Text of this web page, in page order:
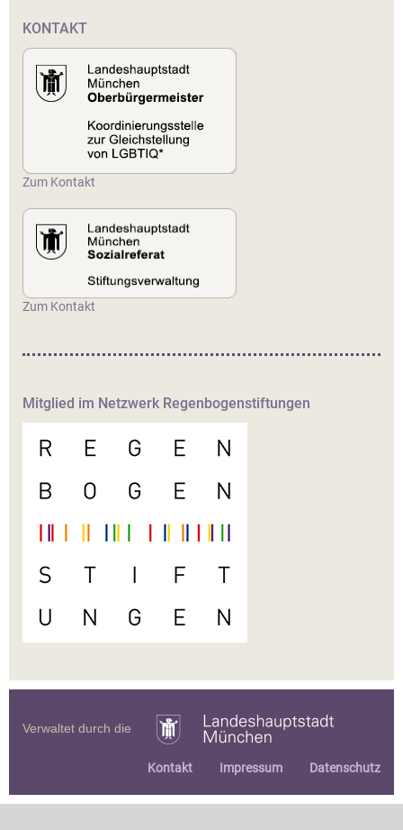
KONTAKT
Zum Kontakt
Zum Kontakt
Mitglied im Netzwerk Regenbogenstiftungen
Verwaltet durch die
Kontakt Impressum Datenschutz